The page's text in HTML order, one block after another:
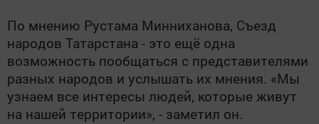
По мнению Рустама Минниханова, Съезд
народов Татарстана - это ещё одна
возможность пообщаться с представителями
разных народов и услышать их мнения. «Мы
узнаем все интересы людей, которые живут
на нашей территории», - заметил он.